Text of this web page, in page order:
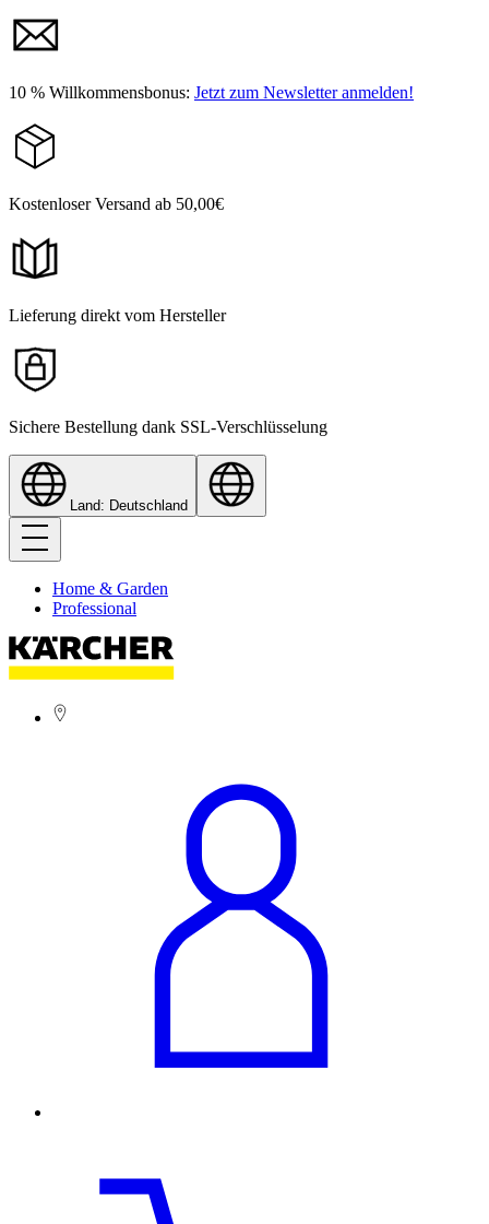
10 % Willkommensbonus: Jetzt zum Newsletter anmelden!
Kostenloser Versand ab 50,00€
Lieferung direkt vom Hersteller
Sichere Bestellung dank SSL-Verschlüsselung
Land: Deutschland
Home & Garden
Professional